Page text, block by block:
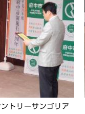
トリーサンゴリア